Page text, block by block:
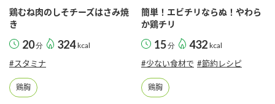
鶏むね肉のしそチーズはさみ焼
き
20分 324 kcal
#スタミナ
鶏胸
簡単！エビチリならぬ！やわら
か鶏チリ
15分 432 kcal
#少ない食材で #節約レシピ
鶏胸